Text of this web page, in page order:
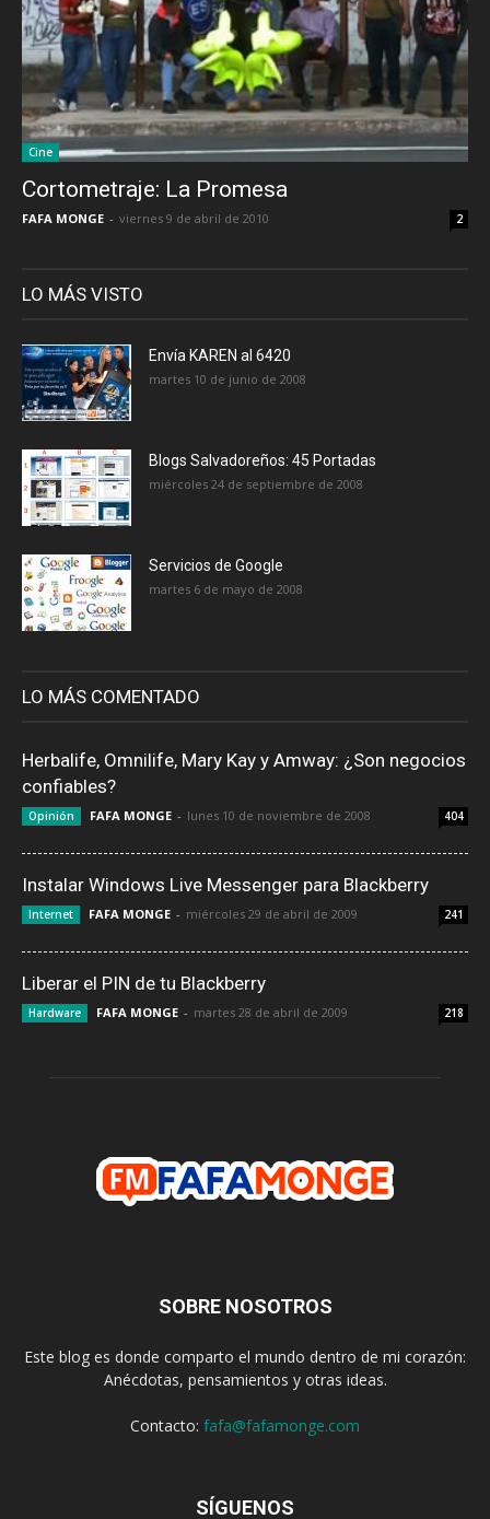
Cine
Cortometraje: La Promesa
FAFA MONGE - viernes 9 de abril de 2010 2
LO MÁS VISTO
Envía KAREN al 6420
martes 10 de junio de 2008
Blogs Salvadoreños: 45 Portadas
miércoles 24 de septiembre de 2008
Servicios de Google
martes 6 de mayo de 2008
LO MÁS COMENTADO
Herbalife, Omnilife, Mary Kay y Amway: ¿Son negocios
confiables?
Opinión FAFA MONGE - lunes 10 de noviembre de 2008 404
Instalar Windows Live Messenger para Blackberry
Internet FAFA MONGE - miércoles 29 de abril de 2009 241
Liberar el PIN de tu Blackberry
Hardware FAFA MONGE - martes 28 de abril de 2009 218
SOBRE NOSOTROS
Este blog es donde comparto el mundo dentro de mi corazón:
Anécdotas, pensamientos y otras ideas.
Contacto: fafa@fafamonge.com
SÍGUENOS